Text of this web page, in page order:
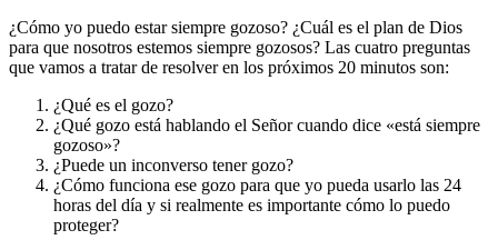
¿Cómo yo puedo estar siempre gozoso? ¿Cuál es el plan de Dios
para que nosotros estemos siempre gozosos? Las cuatro preguntas
que vamos a tratar de resolver en los próximos 20 minutos son:
¿Qué es el gozo?
¿Qué gozo está hablando el Señor cuando dice «está siempre
gozoso»?
¿Puede un inconverso tener gozo?
¿Cómo funciona ese gozo para que yo pueda usarlo las 24
horas del día y si realmente es importante cómo lo puedo
proteger?